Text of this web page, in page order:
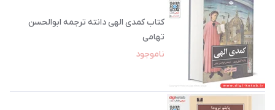
کتاب کمدی الهی دانته ترجمه ابوالحسن
تهامی
ناموجود